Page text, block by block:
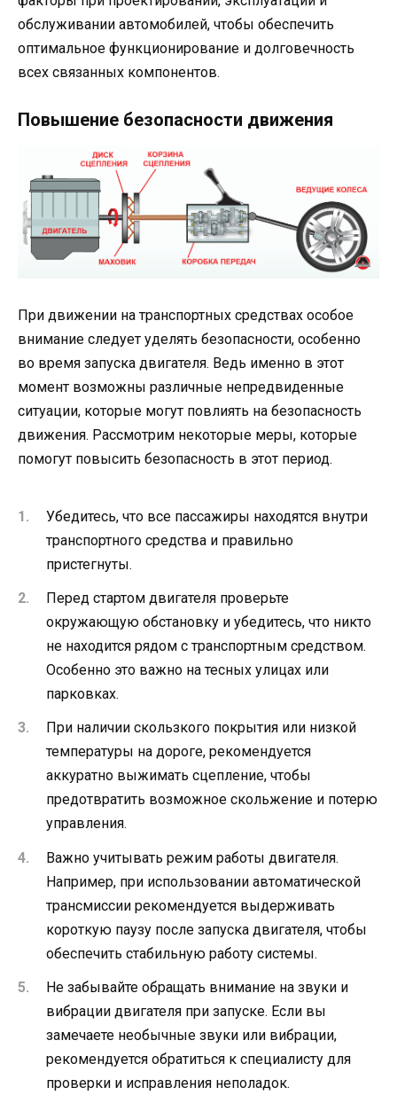
обслуживании автомобилей, чтобы обеспечить
оптимальное функционирование и долговечность
всех связанных компонентов.
Повышение безопасности движения
При движении на транспортных средствах особое
внимание следует уделять безопасности, особенно
во время запуска двигателя. Ведь именно в этот
момент возможны различные непредвиденные
ситуации, которые могут повлиять на безопасность
движения. Рассмотрим некоторые меры, которые
помогут повысить безопасность в этот период.
Убедитесь, что все пассажиры находятся внутри
транспортного средства и правильно
пристегнуты.
Перед стартом двигателя проверьте
окружающую обстановку и убедитесь, что никто
не находится рядом с транспортным средством.
Особенно это важно на тесных улицах или
парковках.
При наличии скользкого покрытия или низкой
температуры на дороге, рекомендуется
аккуратно выжимать сцепление, чтобы
предотвратить возможное скольжение и потерю
управления.
Важно учитывать режим работы двигателя.
Например, при использовании автоматической
трансмиссии рекомендуется выдерживать
короткую паузу после запуска двигателя, чтобы
обеспечить стабильную работу системы.
Не забывайте обращать внимание на звуки и
вибрации двигателя при запуске. Если вы
замечаете необычные звуки или вибрации,
рекомендуется обратиться к специалисту для
проверки и исправления неполадок.